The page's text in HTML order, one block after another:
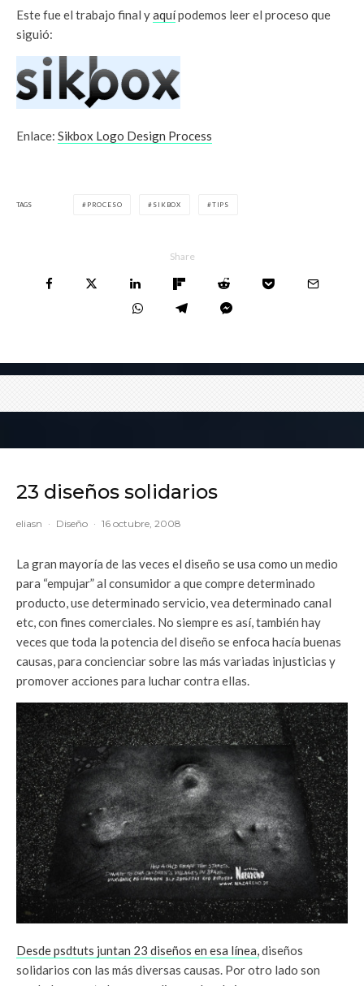
Este fue el trabajo final yaquípodemos leer el proceso que
siguió:
Enlace: Sikbox Logo Design Process
TAGS PROCESO SIKBOX TIPS
Share
23 diseños solidarios
eliasn · Diseño · 16 octubre, 2008
La gran mayoría de las veces el diseño se usa como un medio
para “empujar” al consumidor a que compre determinado
producto, use determinado servicio, vea determinado canal
etc, con fines comerciales. No siempre es así, también hay
veces que toda la potencia del diseño se enfoca hacía buenas
causas, para concienciar sobre las más variadas injusticias y
promover acciones para luchar contra ellas.
Desde psdtuts juntan 23 diseños en esa línea,diseños
solidarios con las más diversas causas. Por otro lado son